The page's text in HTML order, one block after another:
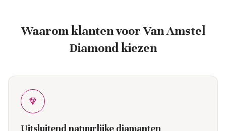
Waarom klanten voor Van Amstel
Diamond kiezen
Uitsluitend natuurlijke diamanten